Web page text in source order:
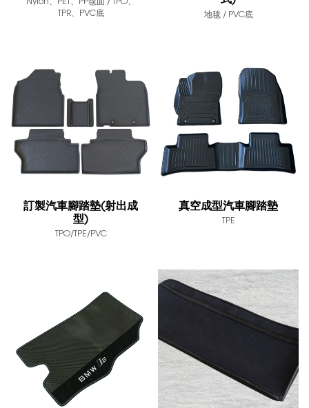
TPR、PVC底
地毯 / PVC底
訂製汽車腳踏墊(射出成
型)
TPO/TPE/PVC
真空成型汽車腳踏墊
TPE